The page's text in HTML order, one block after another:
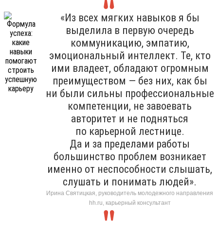
«Из всех мягких навыков я бы
выделила в первую очередь
коммуникацию, эмпатию,
эмоциональный интеллект. Те, кто
ими владеет, обладают огромным
преимуществом — без них, как бы
ни были сильны профессиональные
компетенции, не завоевать
авторитет и не подняться
по карьерной лестнице.
Да и за пределами работы
большинство проблем возникает
именно от неспособности слышать,
слушать и понимать людей».
Ирина Святицкая, руководитель молодежного направления
hh.ru, карьерный консультант